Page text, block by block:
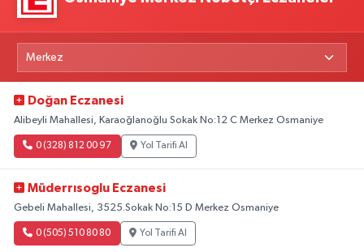
Doğan Eczanesi
Alibeyli Mahallesi, Karaoğlanoğlu Sokak No:12 C Merkez Osmaniye
0 (328) 812 00 97 Yol Tarifi Al
Müderrısoglu Eczanesi
Gebeli Mahallesi, 3525.Sokak No:15 D Merkez Osmaniye
0 (505) 510 80 80 Yol Tarifi Al